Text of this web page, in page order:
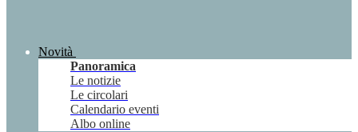
Novità
Panoramica
Le notizie
Le circolari
Calendario eventi
Albo online